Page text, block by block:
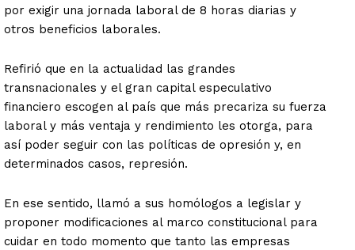
por exigir una jornada laboral de 8 horas diarias y
otros beneficios laborales.
Refirió que en la actualidad las grandes
transnacionales y el gran capital especulativo
financiero escogen al país que más precariza su fuerza
laboral y más ventaja y rendimiento les otorga, para
así poder seguir con las políticas de opresión y, en
determinados casos, represión.
En ese sentido, llamó a sus homólogos a legislar y
proponer modificaciones al marco constitucional para
cuidar en todo momento que tanto las empresas